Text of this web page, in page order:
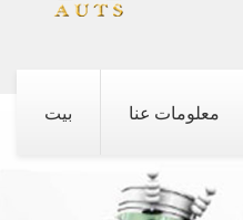
بيت معلومات عنا